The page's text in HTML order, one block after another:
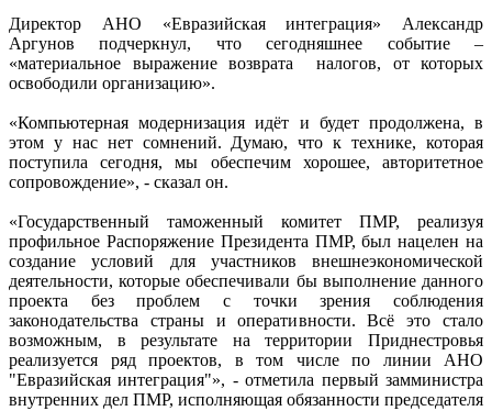
Директор АНО «Евразийская интеграция» Александр
Аргунов подчеркнул, что сегодняшнее событие –
«материальное выражение возврата налогов, от которых
освободили организацию».
«Компьютерная модернизация идёт и будет продолжена, в
этом у нас нет сомнений. Думаю, что к технике, которая
поступила сегодня, мы обеспечим хорошее, авторитетное
сопровождение», - сказал он.
«Государственный таможенный комитет ПМР, реализуя
профильное Распоряжение Президента ПМР, был нацелен на
создание условий для участников внешнеэкономической
деятельности, которые обеспечивали бы выполнение данного
проекта без проблем с точки зрения соблюдения
законодательства страны и оперативности. Всё это стало
возможным, в результате на территории Приднестровья
реализуется ряд проектов, в том числе по линии АНО
"Евразийская интеграция"», - отметила первый замминистра
внутренних дел ПМР, исполняющая обязанности председателя